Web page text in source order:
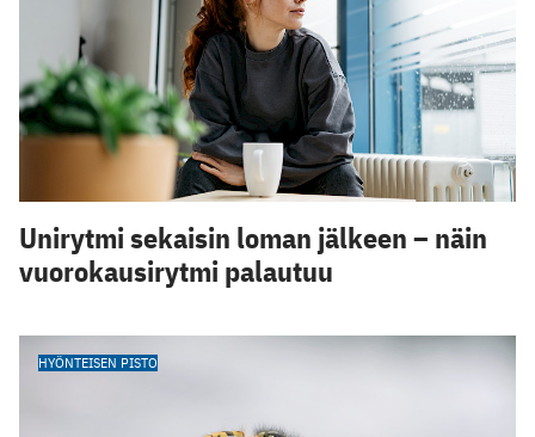
Unirytmi sekaisin loman jälkeen – näin
vuorokausirytmi palautuu
HYÖNTEISEN PISTO